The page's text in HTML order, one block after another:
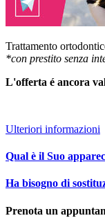
Trattamento
*con prestito senza
L'offerta é ancora
Ulteriori informazioni
Qual è il Suo
Ha bisogno di
Prenota un